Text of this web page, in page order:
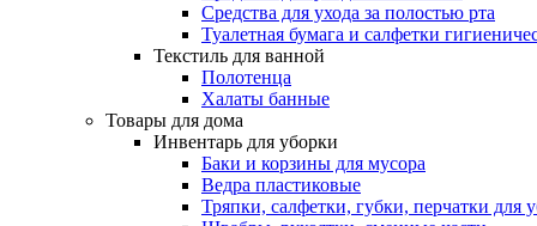
Средства для ухода за полостью рта
Туалетная бумага и салфетки
Текстиль для ванной
Полотенца
Халаты банные
Товары для дома
Инвентарь для уборки
Баки и корзины для мусора
Ведра пластиковые
Тряпки, салфетки, губки, перчатки для